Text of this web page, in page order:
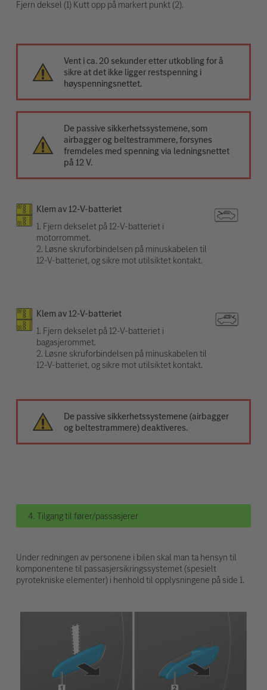
Fjern deksel (1) Kutt opp på markert punkt (2).
Vent i ca. 20 sekunder etter utkobling for å
sikre at det ikke ligger restspenning i
høyspenningsnettet.
De passive sikkerhetssystemene, som
airbagger og beltestrammere, forsynes
fremdeles med spenning via ledningsnettet
på 12 V.
Klem av 12-V-batteriet
1. Fjern dekselet på 12-V-batteriet i
motorrommet.
2. Løsne skruforbindelsen på minuskabelen til
12-V-batteriet, og sikre mot utilsiktet kontakt.
Klem av 12-V-batteriet
1. Fjern dekselet på 12-V-batteriet i
bagasjerommet.
2. Løsne skruforbindelsen på minuskabelen til
12-V-batteriet, og sikre mot utilsiktet kontakt.
De passive sikkerhetssystemene (airbagger
og beltestrammere) deaktiveres.
4. Tilgang til fører/passasjerer
Under redningen av personene i bilen skal man ta hensyn til
komponentene til passasjersikringssystemet (spesielt
pyrotekniske elementer) i henhold til opplysningene på side 1.